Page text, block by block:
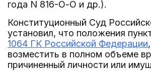
года N 816-О-О и др.).
Конституционный Суд
установил, что положения
1064 ГК Российской Федерации
возместить в полном объеме
причиненный личности или